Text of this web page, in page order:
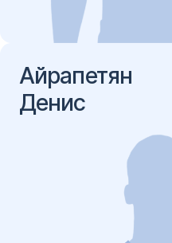
Айрапетян
Денис